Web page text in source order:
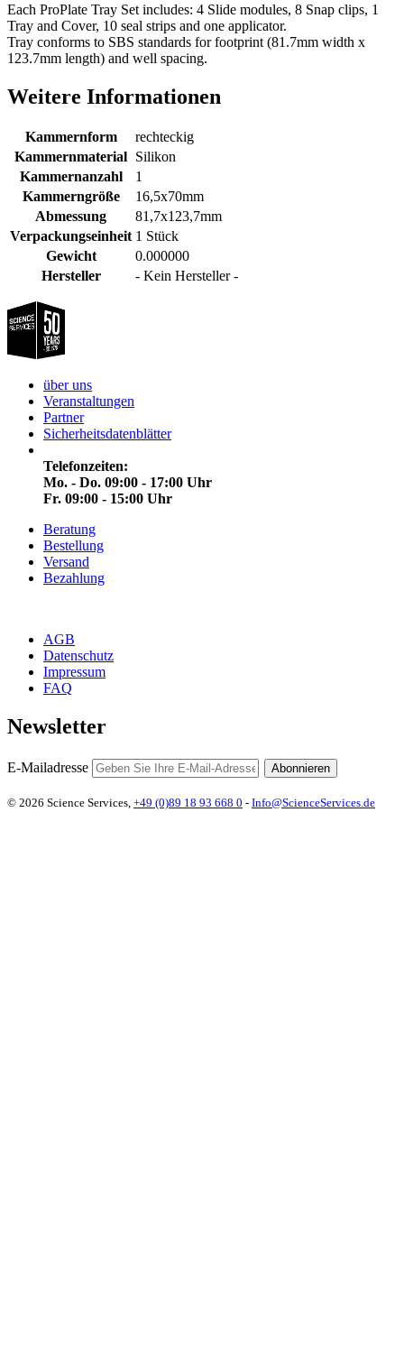
Each ProPlate Tray Set includes: 4 Slide modules, 8 Snap clips, 1
Tray and Cover, 10 seal strips and one applicator.
Tray conforms to SBS standards for footprint (81.7mm width x
123.7mm length) and well spacing.
Weitere Informationen
Kammernform
rechteckig
Kammernmaterial Silikon
Kammernanzahl
1
Kammerngröße
16,5x70mm
Abmessung
81,7x123,7mm
Verpackungseinheit 1 Stück
Gewicht
0.000000
Hersteller
- Kein Hersteller -
über uns
Veranstaltungen
Partner
Sicherheitsdatenblätter
Telefonzeiten:
Mo. - Do. 09:00 - 17:00 Uhr
Fr. 09:00 - 15:00 Uhr
Beratung
Bestellung
Versand
Bezahlung
AGB
Datenschutz
Impressum
FAQ
Newsletter
E-Mailadresse Abonnieren
© 2026 Science Services, +49 (0)89 18 93 668 0 - Info@ScienceServices.de